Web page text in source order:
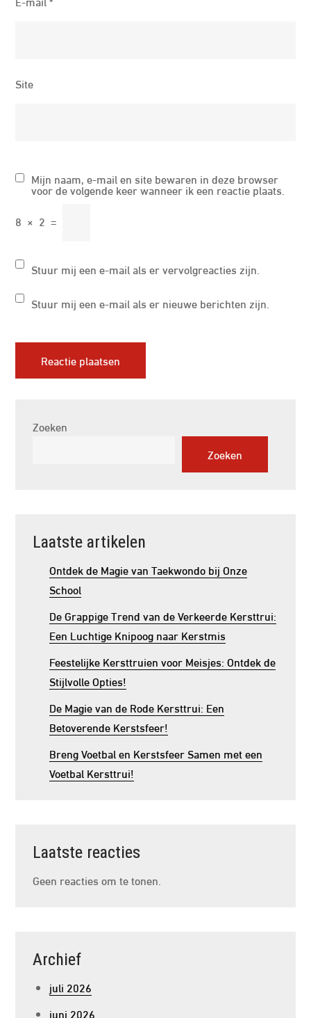
Site
Mijn naam, e-mail en site bewaren in deze browser
voor de volgende keer wanneer ik een reactie plaats.
8 × 2 =
Stuur mij een e-mail als er vervolgreacties zijn.
Stuur mij een e-mail als er nieuwe berichten zijn.
Zoeken
Zoeken
Laatste artikelen
Ontdek de Magie van Taekwondo bij Onze
School
De Grappige Trend van de Verkeerde Kersttrui:
Een Luchtige Knipoog naar Kerstmis
Feestelijke Kersttruien voor Meisjes: Ontdek de
Stijlvolle Opties!
De Magie van de Rode Kersttrui: Een
Betoverende Kerstsfeer!
Breng Voetbal en Kerstsfeer Samen met een
Voetbal Kersttrui!
Laatste reacties
Geen reacties om te tonen.
Archief
juli 2026
juni 2026